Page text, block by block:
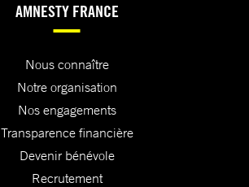
AMNESTY FRANCE
Nous connaître
Notre organisation
Nos engagements
Transparence financière
Devenir bénévole
Recrutement